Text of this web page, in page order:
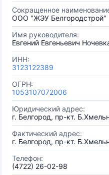
Сокращенное
ООО "ЖЭУ Белгородстрой"
Имя руководителя:
Евгений Евгеньевич
ИНН:
3123122389
ОГРН:
1053107072006
Юридический адрес:
г. Белгород, пр-кт.
Фактический адрес:
г. Белгород, пр-кт.
Телефон:
(4722) 26-02-98